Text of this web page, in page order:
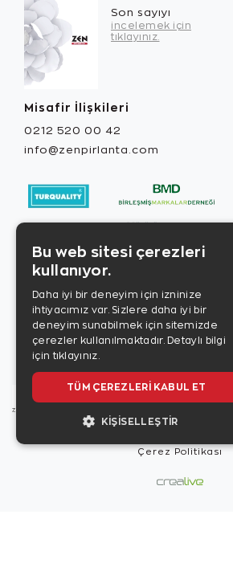
Son sayıyı
incelemek için
tıklayınız.
Misafir İlişkileri
0212 520 00 42
info@zenpirlanta.com
Copyright © 2026, Zen
Zen Diamond Birleşmiş
Turquality Destek Programı
Çerez Politikası
Bu web sitesi çerezleri
kullanıyor.
Daha iyi bir deneyim için izninize
ihtiyacımız var. Sizlere daha iyi bir
deneyim sunabilmek için sitemizde
çerezler kullanılmaktadır. Detaylı bilgi
için tıklayınız.
TÜM ÇEREZLERI KABUL ET
KIŞISELLEŞTIR